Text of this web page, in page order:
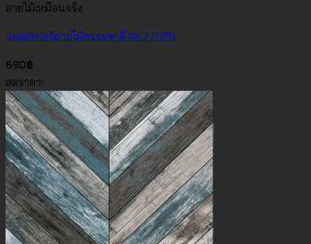
ลายไม้เหมือนจริง
วอลเปเปอร์ลายไม้ธรรมชาติ No.77026
690฿
ลดราคา!